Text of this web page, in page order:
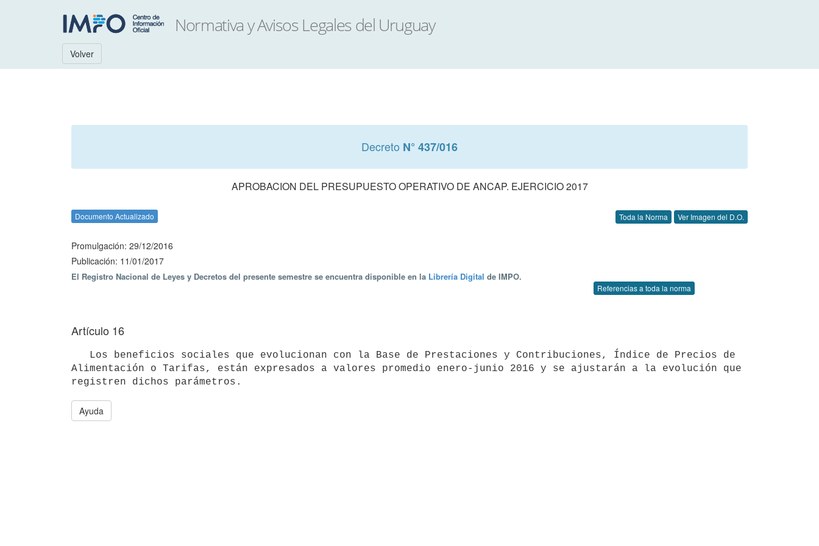
Volver
Decreto N° 437/016
APROBACION DEL PRESUPUESTO OPERATIVO DE ANCAP. EJERCICIO 2017
Documento Actualizado Toda la Norma Ver Imagen del D.O.
Promulgación: 29/12/2016
Publicación: 11/01/2017
El Registro Nacional de Leyes y Decretos del presente semestre se encuentra disponible en la Librería Digital de IMPO.
Referencias a toda la norma
Artículo 16
Alimentación o Tarifas, están expresados a valores promedio enero-junio 2016 y se ajustarán a la evolución que
Ayuda